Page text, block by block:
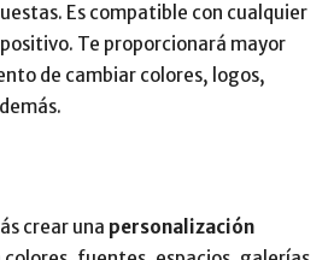
Es compatible con cualquier
Te proporcionará mayor
de cambiar colores, logos,
crear una personalización